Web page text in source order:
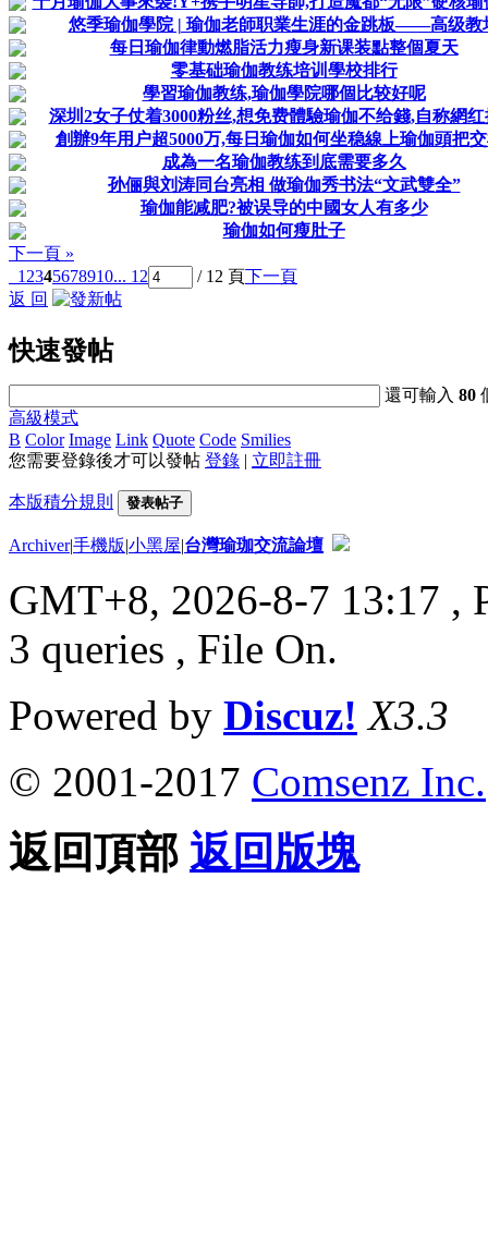
悠季瑜伽學院 | 瑜伽老師职業生涯的金跳板——高级教
每日瑜伽律動燃脂活力瘦身新课装點整個夏天
零基础瑜伽教练培训學校排行
學習瑜伽教练,瑜伽學院哪個比较好呢
深圳2女子仗着3000粉丝,想免费體驗瑜伽不给錢,自称網
創辦9年用户超5000万,每日瑜伽如何坐稳線上瑜伽頭把
成為一名瑜伽教练到底需要多久
孙俪與刘涛同台亮相 做瑜伽秀书法“文武雙全”
瑜伽能减肥?被误导的中國女人有多少
瑜伽如何瘦肚子
下一頁 »
1 2345678910... 12 / 12 頁下一頁
返 回
快速發帖
還可輸入80
高級模式
B Color Image Link Quote Code Smilies
您需要登錄後才可以發帖 登錄 | 立即註冊
本版積分規則 發表帖子
Archiver|手機版|小黑屋|台灣瑜珈交流論壇
GMT+8, 2026-8-7 13:17 ,
3 queries , File On.
Powered by Discuz! X3.3
© 2001-2017 Comsenz Inc.
返回頂部 返回版塊